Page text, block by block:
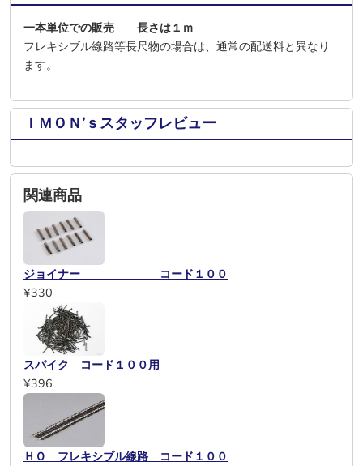
一本単位での販売 長さは１ｍ
フレキシブル線路等長尺物の場合は、通常の配送料と異なり
ます。
ＩＭＯＮ’ｓスタッフレビュー
関連商品
ジョイナー コード１００
¥330
スパイク コード１００用
¥396
ＨＯ フレキシブル線路 コード１００